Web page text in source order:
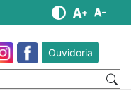
Ouvidoria